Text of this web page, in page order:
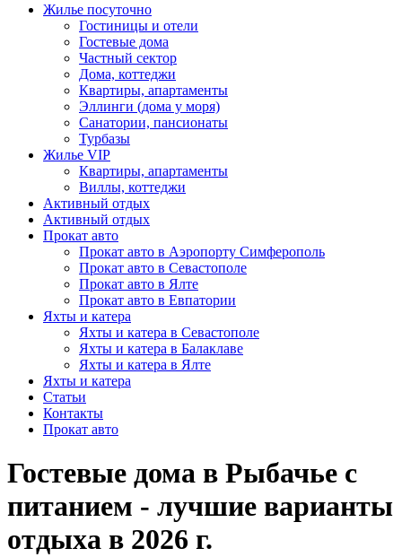
Жилье посуточно
Гостиницы и отели
Гостевые дома
Частный сектор
Дома, коттеджи
Квартиры, апартаменты
Эллинги (дома у моря)
Санатории, пансионаты
Турбазы
Жилье VIP
Квартиры, апартаменты
Виллы, коттеджи
Активный отдых
Активный отдых
Прокат авто
Прокат авто в Аэропорту Симферополь
Прокат авто в Севастополе
Прокат авто в Ялте
Прокат авто в Евпатории
Яхты и катера
Яхты и катера в Севастополе
Яхты и катера в Балаклаве
Яхты и катера в Ялте
Яхты и катера
Статьи
Контакты
Прокат авто
Гостевые дома в Рыбачье с
питанием - лучшие варианты
отдыха в 2026 г.